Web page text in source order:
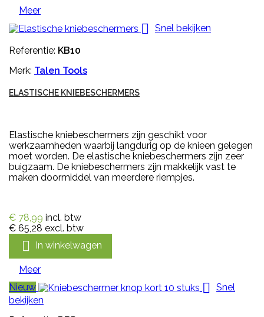
Meer
 Snel bekijken
Referentie: KB10
Merk: Talen Tools
ELASTISCHE KNIEBESCHERMERS
Elastische kniebeschermers zijn geschikt voor
werkzaamheden waarbij langdurig op de knieen gelegen
moet worden. De elastische kniebeschermers zijn zeer
buigzaam. De kniebeschermers zijn makkelijk vast te
maken doormiddel van meerdere riempjes.
€ 78,99 incl. btw
€ 65,28 excl. btw
 In winkelwagen
Meer
Nieuw
 Snel
bekijken